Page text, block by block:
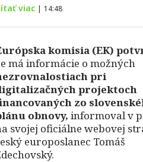
viac | 14:48
komisia (EK)
má informácie o možných
pri
projektoch
zo
obnovy, informoval v
svojej oficiálne webovej
europoslanec Tomáš